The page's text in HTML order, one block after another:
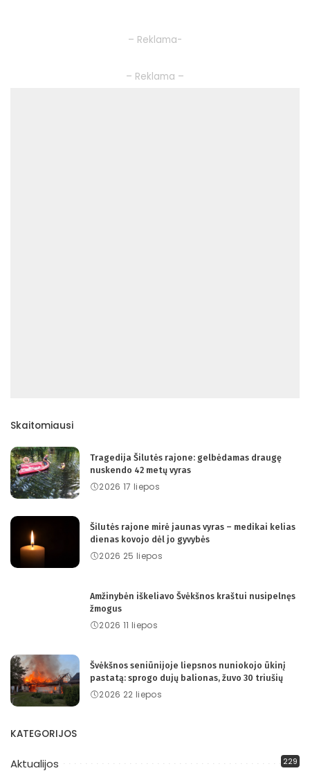
– Reklama-
– Reklama –
Skaitomiausi
Tragedija Šilutės rajone: gelbėdamas draugę
nuskendo 42 metų vyras
2026 17 liepos
Šilutės rajone mirė jaunas vyras – medikai kelias
dienas kovojo dėl jo gyvybės
2026 25 liepos
Amžinybėn iškeliavo Švėkšnos kraštui nusipelnęs
žmogus
2026 11 liepos
Švėkšnos seniūnijoje liepsnos nuniokojo ūkinį
pastatą: sprogo dujų balionas, žuvo 30 triušių
2026 22 liepos
KATEGORIJOS
Aktualijos 229